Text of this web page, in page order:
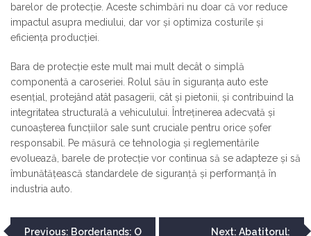
barelor de protecție. Aceste schimbări nu doar că vor reduce
impactul asupra mediului, dar vor și optimiza costurile și
eficiența producției.
Bara de protecție este mult mai mult decât o simplă
componentă a caroseriei. Rolul său în siguranța auto este
esențial, protejând atât pasagerii, cât și pietonii, și contribuind la
integritatea structurală a vehiculului. Întreținerea adecvată și
cunoașterea funcțiilor sale sunt cruciale pentru orice șofer
responsabil. Pe măsură ce tehnologia și reglementările
evoluează, barele de protecție vor continua să se adapteze și să
îmbunătățească standardele de siguranță și performanță în
industria auto.
Navigare
Previous: Borderlands: O
Next: Abatitorul: